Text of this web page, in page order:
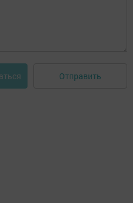
Отправить